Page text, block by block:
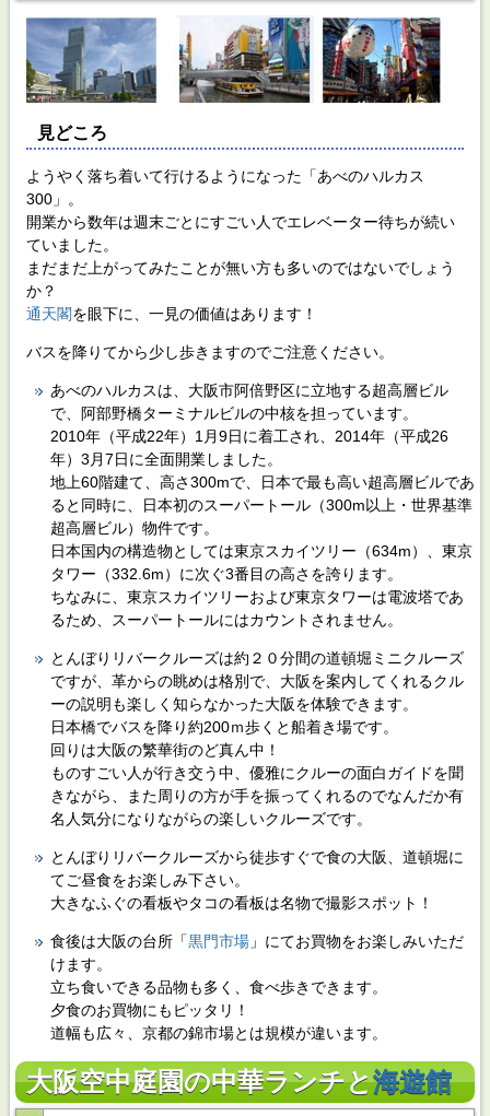
見どころ
ようやく落ち着いて行けるようになった「あべのハルカス
300」。
開業から数年は週末ごとにすごい人でエレベーター待ちが続い
ていました。
まだまだ上がってみたことが無い方も多いのではないでしょう
か？
通天閣を眼下に、一見の価値はあります！
バスを降りてから少し歩きますのでご注意ください。
あべのハルカスは、大阪市阿倍野区に立地する超高層ビル
で、阿部野橋ターミナルビルの中核を担っています。
2010年（平成22年）1月9日に着工され、2014年（平成26
年）3月7日に全面開業しました。
地上60階建て、高さ300mで、日本で最も高い超高層ビルであ
ると同時に、日本初のスーパートール（300m以上・世界基準
超高層ビル）物件です。
日本国内の構造物としては東京スカイツリー（634m）、東京
タワー（332.6m）に次ぐ3番目の高さを誇ります。
ちなみに、東京スカイツリーおよび東京タワーは電波塔であ
るため、スーパートールにはカウントされません。
とんぼりリバークルーズは約２０分間の道頓堀ミニクルーズ
ですが、革からの眺めは格別で、大阪を案内してくれるクル
ーの説明も楽しく知らなかった大阪を体験できます。
日本橋でバスを降り約200ｍ歩くと船着き場です。
回りは大阪の繁華街のど真ん中！
ものすごい人が行き交う中、優雅にクルーの面白ガイドを聞
きながら、また周りの方が手を振ってくれるのでなんだか有
名人気分になりながらの楽しいクルーズです。
とんぼりリバークルーズから徒歩すぐで食の大阪、道頓堀に
てご昼食をお楽しみ下さい。
大きなふぐの看板やタコの看板は名物で撮影スポット！
食後は大阪の台所「黒門市場」にてお買物をお楽しみいただ
けます。
立ち食いできる品物も多く、食べ歩きできます。
夕食のお買物にもピッタリ！
道幅も広々、京都の錦市場とは規模が違います。
大阪空中庭園の中華ランチと海遊館